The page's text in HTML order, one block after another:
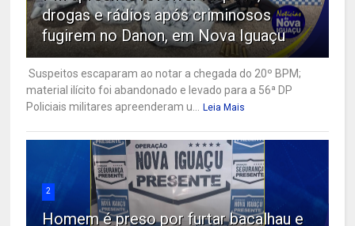
drogas e rádios após criminosos
fugirem no Danon, em Nova Iguaçu
Suspeitos escaparam ao notar a chegada do 20º BPM;
material ilícito foi abandonado e levado para a 56ª DP
Policiais militares apreenderam u...
Leia Mais
2
Homem é preso por furtar bacalhau e